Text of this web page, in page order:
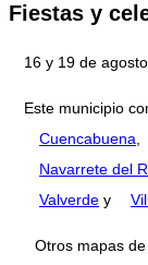
Fiestas y
16 y 19 de
Este municipio
Cuencabuena
Navarrete del
Valverde y
Otros mapas